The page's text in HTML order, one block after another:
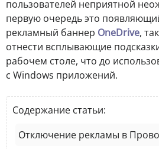
пользователей неприятной
первую очередь это
рекламный баннер OneDrive,
отнести всплывающие
рабочем столе, что до
с Windows приложений.
Содержание статьи:
Отключение рекламы в